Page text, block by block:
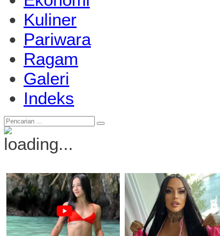
Kuliner
Pariwara
Ragam
Galeri
Indeks